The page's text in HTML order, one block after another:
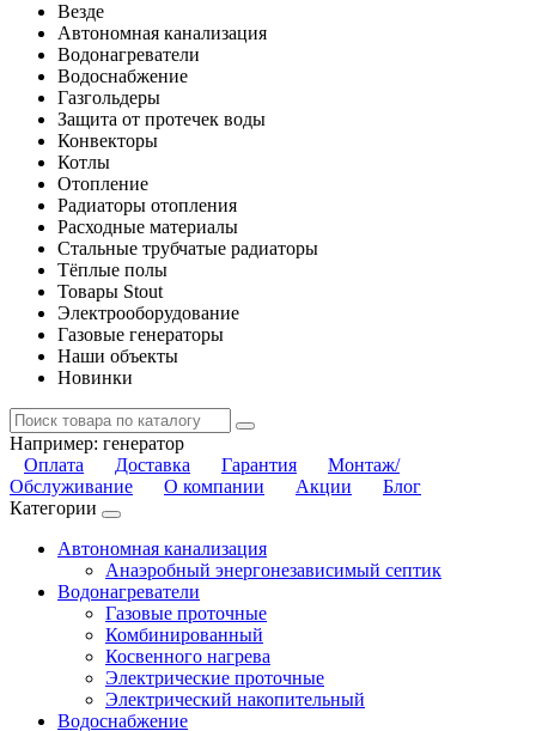
Везде
Автономная канализация
Водонагреватели
Водоснабжение
Газгольдеры
Защита от протечек воды
Конвекторы
Котлы
Отопление
Радиаторы отопления
Расходные материалы
Стальные трубчатые радиаторы
Тёплые полы
Товары Stout
Электрооборудование
Газовые генераторы
Наши объекты
Новинки
Например: генератор
Оплата
Доставка Гарантия
Монтаж/
Обслуживание
О компании Акции
Блог
Категории
Автономная канализация
Анаэробный энергонезависимый септик
Водонагреватели
Газовые проточные
Комбинированный
Косвенного нагрева
Электрические проточные
Электрический накопительный
Водоснабжение